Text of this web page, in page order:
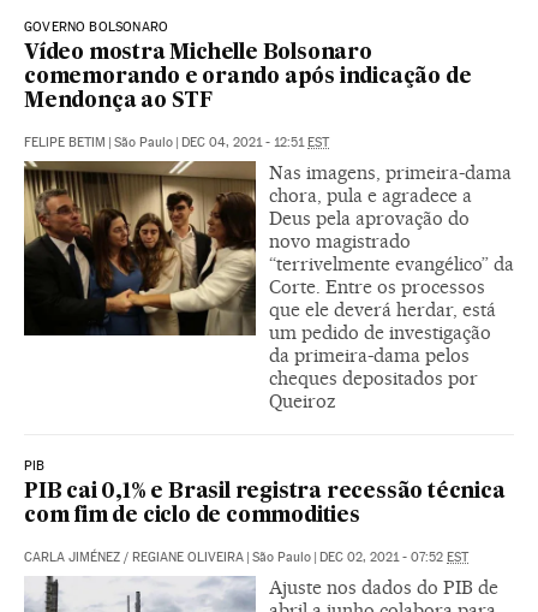
GOVERNO BOLSONARO
Vídeo mostra Michelle Bolsonaro
comemorando e orando após indicação de
Mendonça ao STF
FELIPE BETIM São Paulo DEC 04, 2021 - 12:51 EST
Nas imagens, primeira-dama
chora, pula e agradece a
Deus pela aprovação do
novo magistrado
“terrivelmente evangélico” da
Corte. Entre os processos
que ele deverá herdar, está
um pedido de investigação
da primeira-dama pelos
cheques depositados por
Queiroz
PIB
PIB cai 0,1% e Brasil registra recessão técnica
com fim de ciclo de commodities
CARLA JIMÉNEZ / REGIANE OLIVEIRA São Paulo DEC 02, 2021 - 07:52 EST
Ajuste nos dados do PIB de